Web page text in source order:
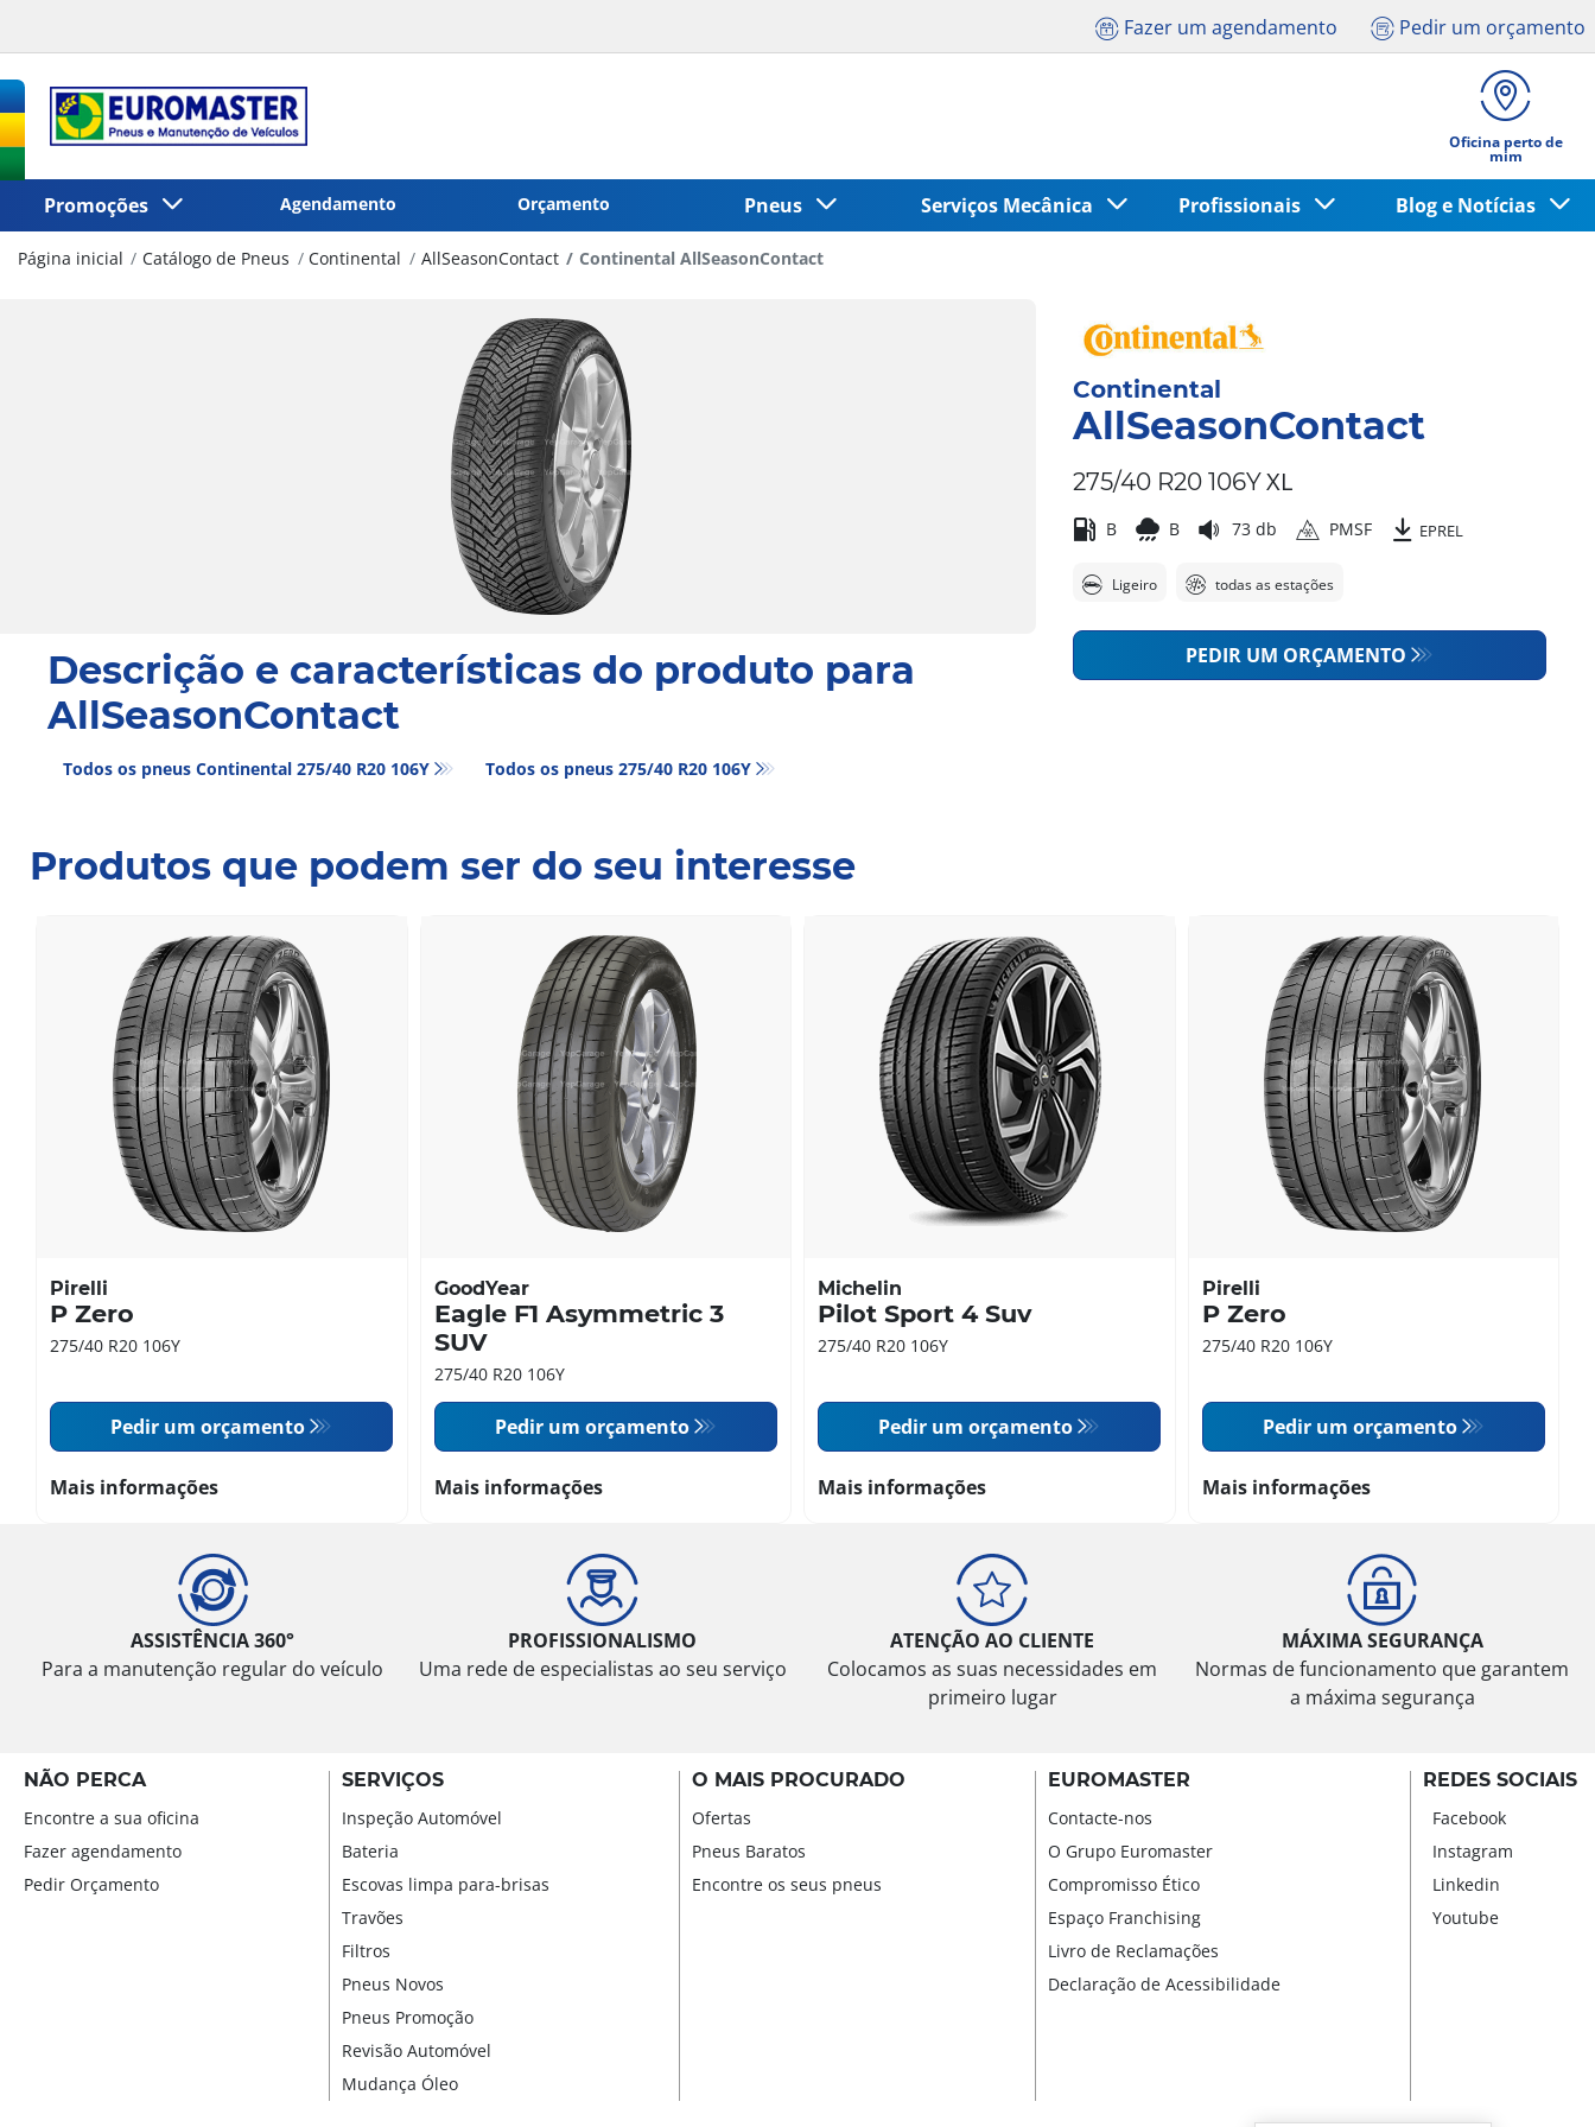
Fazer um agendamento Pedir um orçamento
Oficina perto de
mim
Promoções Agendamento Orçamento Pneus Serviços Mecânica Profissionais Blog e Notícias
Página inicial Catálogo de Pneus Continental AllSeasonContact Continental AllSeasonContact
Descrição e características do produto para
AllSeasonContact
Todos os pneus Continental 275/40 R20 106Y Todos os pneus‎ 275/40 R20 106Y
Continental
AllSeasonContact
275/40 R20 106YXL
B B 73 db PMSF EPREL
Ligeiro todas as estações
PEDIR UM ORÇAMENTO
Produtos que podem ser do seu interesse
Pirelli
P Zero
275/40 R20 106Y
Pedir um orçamento
Mais informações
GoodYear
Eagle F1 Asymmetric 3
SUV
275/40 R20 106Y
Pedir um orçamento
Mais informações
Michelin
Pilot Sport 4 Suv
275/40 R20 106Y
Pedir um orçamento
Mais informações
Pirelli
P Zero
275/40 R20 106Y
Pedir um orçamento
Mais informações
ASSISTÊNCIA 360°
Para a manutenção regular do veículo
PROFISSIONALISMO
Uma rede de especialistas ao seu serviço
ATENÇÃO AO CLIENTE
Colocamos as suas necessidades em
primeiro lugar
MÁXIMA SEGURANÇA
Normas de funcionamento que garantem
a máxima segurança
NÃO PERCA
Encontre a sua oficina
Fazer agendamento
Pedir Orçamento
SERVIÇOS
Inspeção Automóvel
Bateria
Escovas limpa para-brisas
Travões
Filtros
Pneus Novos
Pneus Promoção
Revisão Automóvel
Mudança Óleo
O MAIS PROCURADO
Ofertas
Pneus Baratos
Encontre os seus pneus
EUROMASTER
Contacte-nos
O Grupo Euromaster
Compromisso Ético
Espaço Franchising
Livro de Reclamações
Declaração de Acessibilidade
REDES SOCIAIS
Facebook
Instagram
Linkedin
Youtube